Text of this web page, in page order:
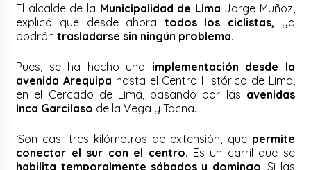
El alcalde de la Municipalidad de Lima Jorge Muñoz,
explicó que desde ahora todos los ciclistas, ya
podrántrasladarse sin ningún problema.
Pues, se ha hecho una implementación desde la
avenida Arequipa hasta el Centro Histórico de Lima,
en el Cercado de Lima, pasando por las avenidas
Inca Garcilaso de la Vega y Tacna.
‘Son casi tres kilómetros de extensión, que permite
conectar el sur con el centro. Es un carril que se
habilita temporalmente sábados y domingo. Si las